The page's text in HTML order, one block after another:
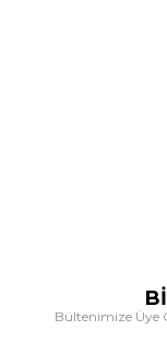
Bültenimize Üye